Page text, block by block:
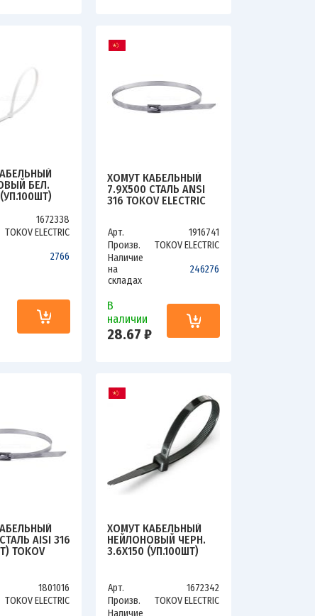
БЕЛ.
W/100
1672338
TOKOV ELECTRIC
2766
ХОМУТ КАБЕЛЬНЫЙ
7.9Х500 СТАЛЬ ANSI
316 TOKOV ELECTRIC
Арт.
1916741
Произв.
TOKOV ELECTRIC
Наличие
на
складах
246276
В
наличии
28.67 ₽
AISI 316
TOKOV
1801016
TOKOV ELECTRIC
ХОМУТ КАБЕЛЬНЫЙ
НЕЙЛОНОВЫЙ ЧЕРН.
3.6Х150 (УП.100ШТ)
Арт.
1672342
Произв.
TOKOV ELECTRIC
Наличие